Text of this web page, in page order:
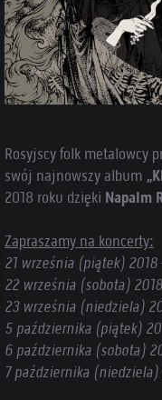
Rosyjscy folk metalowcy
swój najnowszy album
2018 roku dzięki Napalm
Zapraszamy na koncerty:
21 września (piątek) 2018
22 września (sobota)
23 września (niedziela)
5 października (piątek)
6 października (sobota)
7 października (niedziela)